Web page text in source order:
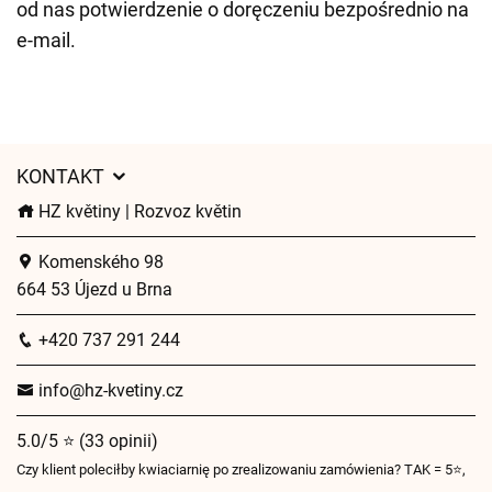
od nas potwierdzenie o doręczeniu bezpośrednio na
e-mail.
KONTAKT
HZ květiny | Rozvoz květin
Komenského 98
664 53 Újezd u Brna
+420 737 291 244
info@hz-kvetiny.cz
5.0/5 ⭐ (33 opinii)
Czy klient poleciłby kwiaciarnię po zrealizowaniu zamówienia? TAK = 5⭐,